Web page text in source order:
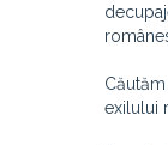
exilului